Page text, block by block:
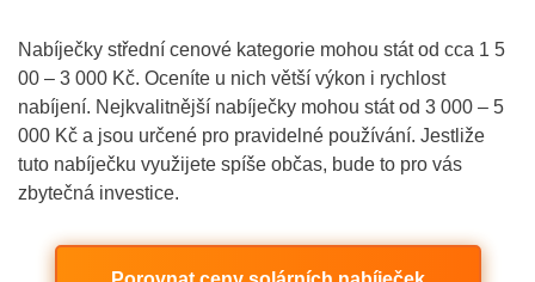
Nabíječky střední cenové kategorie mohou stát od cca 1 5
00 – 3 000 Kč. Oceníte u nich větší výkon i rychlost
nabíjení. Nejkvalitnější nabíječky mohou stát od 3 000 – 5
000 Kč a jsou určené pro pravidelné používání. Jestliže
tuto nabíječku využijete spíše občas, bude to pro vás
zbytečná investice.